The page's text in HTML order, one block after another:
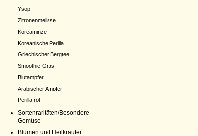
Ysop
Zitronenmelisse
Koreaminze
Koreanische Perilla
Griechischer Bergtee
Smoothie-Gras
Blutampfer
Arabischer Ampfer
Perilla rot
Sortenraritäten/Besondere
Gemüse
Blumen und Heilkräuter